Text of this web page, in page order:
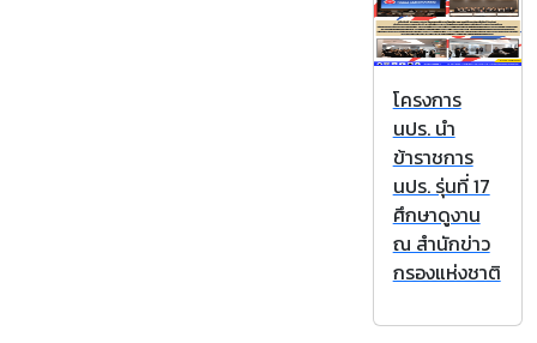
โครงการ
นปร. นำ
ข้าราชการ
นปร. รุ่นที่ 17
ศึกษาดูงาน
ณ สำนักข่าว
กรองแห่งชาติ